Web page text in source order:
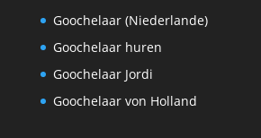
Goochelaar (Niederlande)
Goochelaar huren
Goochelaar Jordi
Goochelaar von Holland